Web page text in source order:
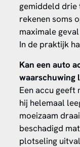
gemiddeld drie
rekenen soms
maximale
In de praktijk
Kan een auto
waarschuwing
Een accu
hij helemaal
moeizaam
beschadigd
plotseling